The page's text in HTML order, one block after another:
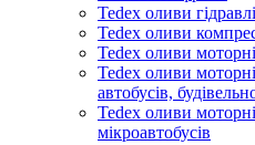
Tedex оливи
Tedex оливи
Tedex оливи
Tedex оливи
автобусів,
Tedex оливи
мікроавтобусів